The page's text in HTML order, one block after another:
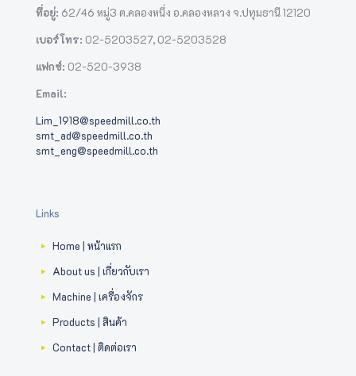
ที่อยู่: 62/46 หมู่3 ต.คลองหนึ่ง อ.คลองหลวง จ.ปทุมธานี 12120
เบอร์โทร: 02-5203527, 02-5203528
แฟกซ์: 02-520-3938
Email:
Lim_1918@speedmill.co.th
smt_ad@speedmill.co.th
smt_eng@speedmill.co.th
Links
Home | หน้าแรก
About us | เกี่ยวกับเรา
Machine | เครื่องจักร
Products | สินค้า
Contact | ติดต่อเรา